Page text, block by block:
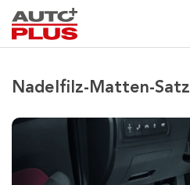
Nadelfilz-Matten-Satz